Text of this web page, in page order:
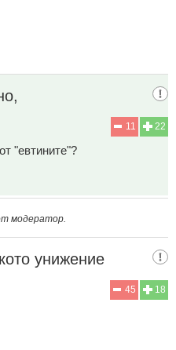
22
11
"евтините"?
модератор.
унижение
18
45